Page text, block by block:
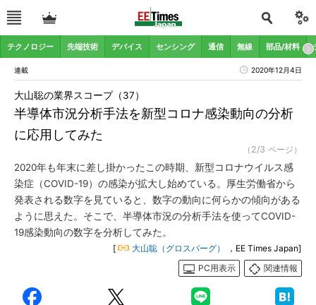
テクノロジー 先端技術 デバイス センシング 通信 無線 部品/材料
連載 2020年12月4日
半導体市況分析手法を新型コロナ感染動向の分析
に応用してみた
大山聡の業界スコープ（37）
（2/3 ページ）
2020年も年末に差し掛かったこの時期、新型コロナウイルス感
染症（COVID-19）の感染が拡大し始めている。厚生労働省から
発表される数字を見ていると、数字の動向に何らかの傾向がある
ように思えた。そこで、半導体市況の分析手法を使ってCOVID-
19感染動向の数字を分析してみた。
[ 大山聡（グロスバーグ）
，EE Times Japan]
PC用表示
関連情報